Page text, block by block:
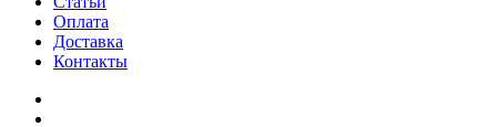
Оплата
Доставка
Контакты